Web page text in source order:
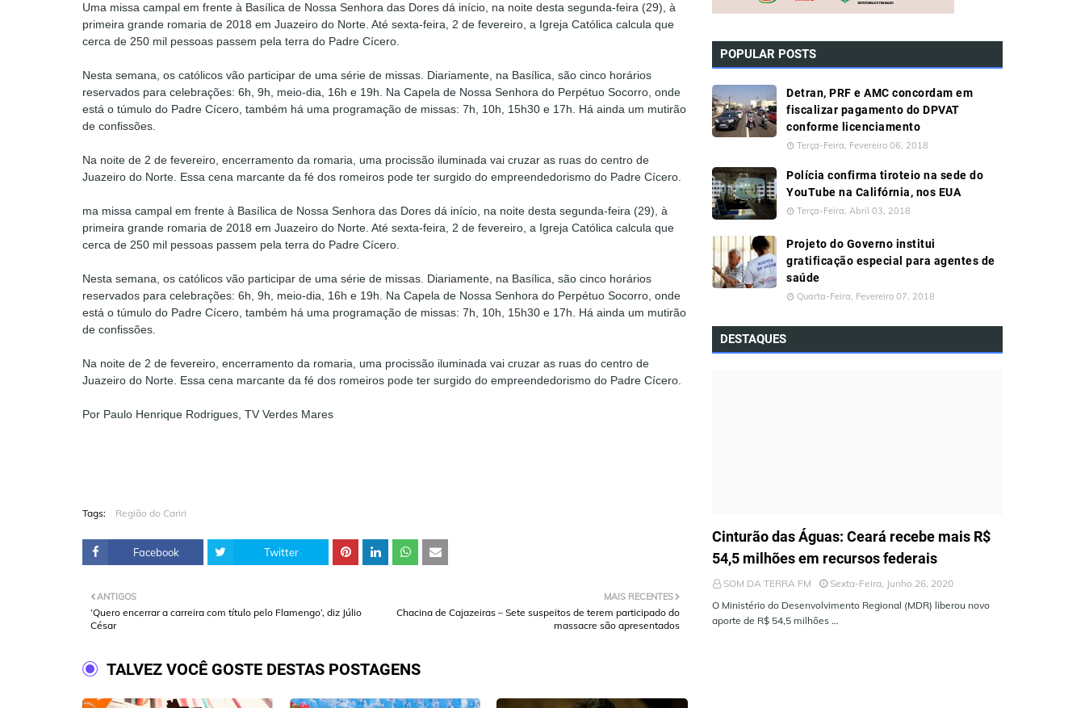
Uma missa campal em frente à Basílica de Nossa Senhora das Dores dá início, na noite desta segunda-feira (29), à
primeira grande romaria de 2018 em Juazeiro do Norte. Até sexta-feira, 2 de fevereiro, a Igreja Católica calcula que
cerca de 250 mil pessoas passem pela terra do Padre Cícero.
Nesta semana, os católicos vão participar de uma série de missas. Diariamente, na Basílica, são cinco horários
reservados para celebrações: 6h, 9h, meio-dia, 16h e 19h. Na Capela de Nossa Senhora do Perpétuo Socorro, onde
está o túmulo do Padre Cícero, também há uma programação de missas: 7h, 10h, 15h30 e 17h. Há ainda um mutirão
de confissões.
Na noite de 2 de fevereiro, encerramento da romaria, uma procissão iluminada vai cruzar as ruas do centro de
Juazeiro do Norte. Essa cena marcante da fé dos romeiros pode ter surgido do empreendedorismo do Padre Cícero.
ma missa campal em frente à Basílica de Nossa Senhora das Dores dá início, na noite desta segunda-feira (29), à
primeira grande romaria de 2018 em Juazeiro do Norte. Até sexta-feira, 2 de fevereiro, a Igreja Católica calcula que
cerca de 250 mil pessoas passem pela terra do Padre Cícero.
Nesta semana, os católicos vão participar de uma série de missas. Diariamente, na Basílica, são cinco horários
reservados para celebrações: 6h, 9h, meio-dia, 16h e 19h. Na Capela de Nossa Senhora do Perpétuo Socorro, onde
está o túmulo do Padre Cícero, também há uma programação de missas: 7h, 10h, 15h30 e 17h. Há ainda um mutirão
de confissões.
Na noite de 2 de fevereiro, encerramento da romaria, uma procissão iluminada vai cruzar as ruas do centro de
Juazeiro do Norte. Essa cena marcante da fé dos romeiros pode ter surgido do empreendedorismo do Padre Cícero.
Por Paulo Henrique Rodrigues, TV Verdes Mares
Tags: Região do Cariri
Facebook Twitter
MAIS RECENTES
Chacina de Cajazeiras – Sete suspeitos de terem participado do
massacre são apresentados
ANTIGOS
‘Quero encerrar a carreira com título pelo Flamengo’, diz Júlio
César
TALVEZ VOCÊ GOSTE DESTAS POSTAGENS
POPULAR POSTS
Detran, PRF e AMC concordam em
fiscalizar pagamento do DPVAT
conforme licenciamento
Terça-Feira, Fevereiro 06, 2018
Polícia confirma tiroteio na sede do
YouTube na Califórnia, nos EUA
Terça-Feira, Abril 03, 2018
Projeto do Governo institui
gratificação especial para agentes de
saúde
Quarta-Feira, Fevereiro 07, 2018
DESTAQUES
Cinturão das Águas: Ceará recebe mais R$
54,5 milhões em recursos federais
SOM DA TERRA FM
Sexta-Feira, Junho 26, 2020
O Ministério do Desenvolvimento Regional (MDR) liberou novo
aporte de R$ 54,5 milhões …